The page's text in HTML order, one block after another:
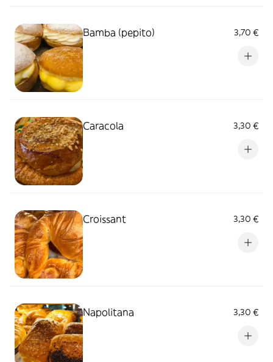
Bamba (pepito) 3,70 €
Caracola 3,30 €
Croissant 3,30 €
Napolitana 3,30 €